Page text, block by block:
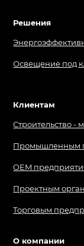
Решения
Освещение под
Клиентам
Строительство -
Промышленным
OEM
Проектным
Торговым
О компании